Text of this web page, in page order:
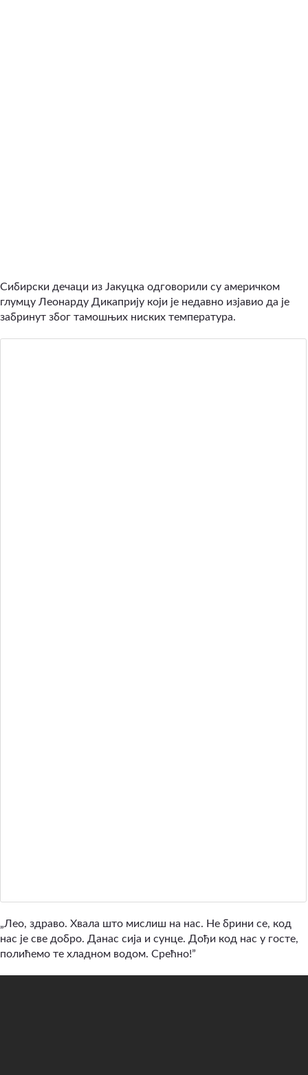
Сибирски дечаци из Јакуцка одговорили су америчком
глумцу Леонарду Дикаприју који је недавно изјавио да је
забринут због тамошњих ниских температура.
„Лео, здраво. Хвала што мислиш на нас. Не брини се, код
нас је све добро. Данас сија и сунце. Дођи код нас у госте,
полићемо те хладном водом. Срећно!”